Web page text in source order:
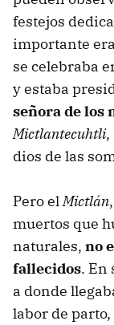
festejos
importante
se celebraba
y estaba
señora de los
Mictlantecuhtli,
dios de las
Pero elMictlán
muertos que
naturales, no
fallecidos. En
a donde
labor de parto,